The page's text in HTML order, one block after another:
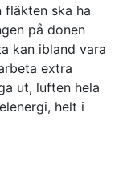
ska ha
på donen
kan ibland vara
extra
ut, luften hela
helt i